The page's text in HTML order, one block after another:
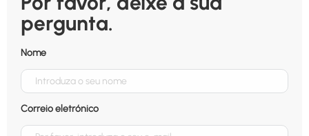
pergunta.
Nome
Correio eletrónico